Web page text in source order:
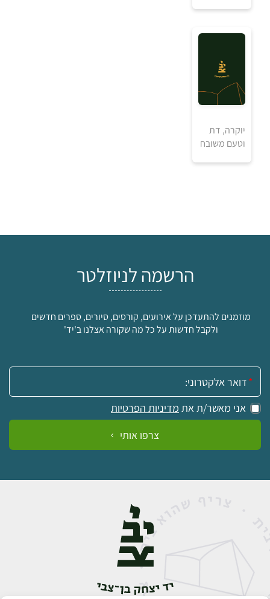
₪
למידע ולרכישה
יוקרה, דת
וטעם משובח
הרשמה לניוזלטר
מוזמנים להתעדכן על אירועים, קורסים, סיורים, ספרים חדשים
ולקבל חדשות על כל מה שקורה אצלנו ב'יד'
אימייל:
אני מאשר/ת את מדיניות הפרטיות
צרפו אותי